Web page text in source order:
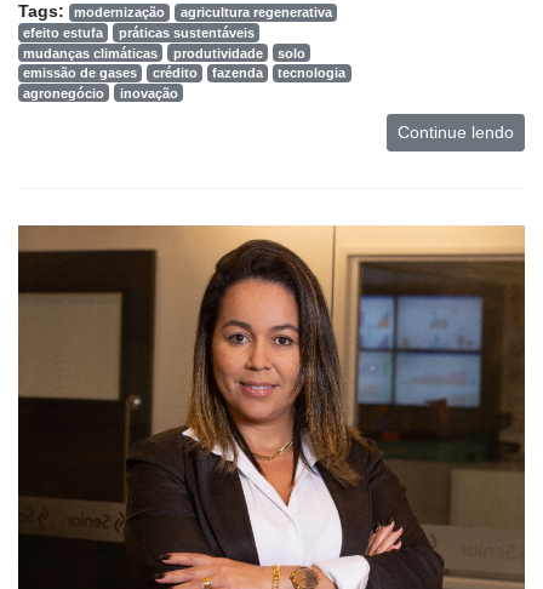
Manager
ONE
Tags: modernização
agricultura regenerativa
efeito estufa
práticas sustentáveis
mudanças climáticas
produtividade
solo
emissão de gases
crédito fazenda
tecnologia
agronegócio
inovação
Continue lendo